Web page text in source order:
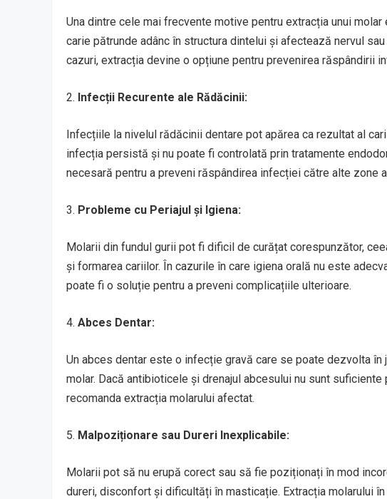
Una dintre cele mai frecvente motive pentru extracția unui
carie pătrunde adânc în structura dintelui și afectează nervul
cazuri, extracția devine o opțiune pentru prevenirea răspândirii
2. Infecții Recurente ale Rădăcinii:
Infecțiile la nivelul rădăcinii dentare pot apărea ca rezultat al
infecția persistă și nu poate fi controlată prin tratamente
necesară pentru a preveni răspândirea infecției către alte zone
3. Probleme cu Periajul și Igiena:
Molarii din fundul gurii pot fi dificil de curățat corespunzător,
și formarea cariilor. În cazurile în care igiena orală nu este
poate fi o soluție pentru a preveni complicațiile ulterioare.
4. Abces Dentar:
Un abces dentar este o infecție gravă care se poate dezvolta
molar. Dacă antibioticele și drenajul abcesului nu sunt
recomanda extracția molarului afectat.
5. Malpoziționare sau Dureri Inexplicabile:
Molarii pot să nu erupă corect sau să fie poziționați în mod
dureri, disconfort și dificultăți în masticație. Extracția molarului